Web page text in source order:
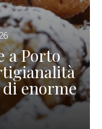
a Porto
enorme